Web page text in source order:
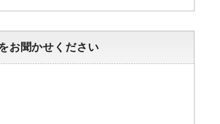
お聞かせください